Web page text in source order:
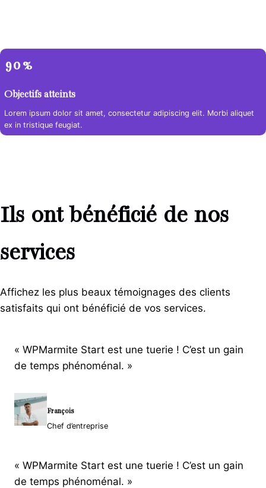
90%
Objectifs atteints
Lorem ipsum dolor sit amet, consectetur adipiscing elit. Morbi aliquet
ex in tristique feugiat.
Ils ont bénéficié de nos
services
Affichez les plus beaux témoignages des clients
satisfaits qui ont bénéficié de vos services.
« WPMarmite Start est une tuerie ! C’est un gain
de temps phénoménal. »
François
Chef d’entreprise
« WPMarmite Start est une tuerie ! C’est un gain
de temps phénoménal. »